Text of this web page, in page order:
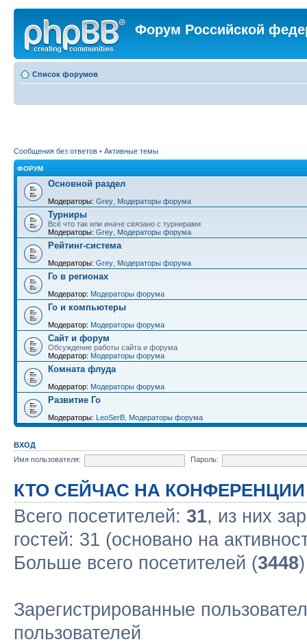
Форум Российской
Список форумов
Сообщения без ответов • Активные темы
ФОРУМ
Основной раздел
Модераторы: Grey Модераторы форума
Турниры
Всё что так или иначе связано с турнирами
Модераторы: Grey Модераторы форума
Рейтинг-система
Модераторы: Grey Модераторы форума
Го в регионах
Модератор: Модераторы форума
Го и компьютеры
Модератор: Модераторы форума
Сайт и форум
Обсуждение работы сайта и форума
Модератор: Модераторы форума
Комната флуда
Модератор: Модераторы форума
Развитие Го
Модераторы: LeoSerB Модераторы форума
ВХОД
Имя пользователя:
Пароль:
КТО СЕЙЧАС НА КОНФЕРЕНЦИИ
Всего посетителей: 31, из них
гостей: 31 (основано на
Больше всего посетителей (3448
Зарегистрированные
пользователей